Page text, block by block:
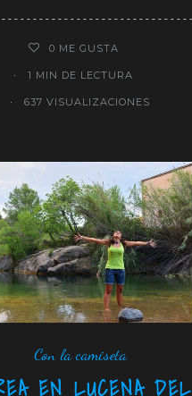
0 ME GUSTA
1 MIN DE LECTURA
637 VISUALIZACIONES
Con la camiseta
EN LUCENA DEL